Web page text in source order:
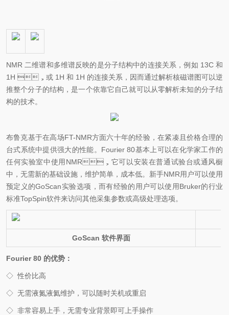
NMR 二维谱和多维谱反映的是分子结构中的连接关系，例如 13C 和
1H ，或 1H 和 1H 的连接关系，因而通过解析核磁谱图可以逆
推整个分子的结构，是一个依靠它自己就可以从零解析未知的分子结
构的技术。
布鲁克基于在高场FT-NMR方面六十年的经验，在紧凑且价格合理的
台式系统中提供强大的性能。Fourier 80基本上可以在化学家工作的
任何实验室中使用NMR，它可以安装在普通试验台或通风橱
中，无需新的基础设施，维护简单，成本低。新手NMR用户可以使用
预定义的GoScan实验选项，而有经验的用户可以使用Bruker的行业
标准TopSpin软件来访问其他采集参数或高级处理选项。
GoScan 软件界面
Fourier 80 的优势：
◇ 性价比高
◇ 无需液氮液氦维护，可以随时关机或重启
◇ 非常容易上手，无需专业背景即可上手操作